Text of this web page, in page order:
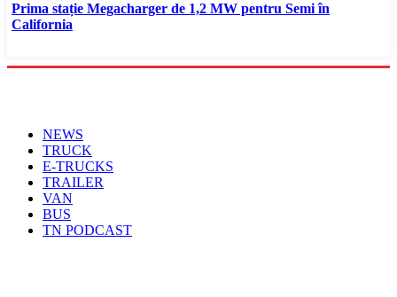
Prima stație Megacharger de 1,2 MW pentru Semi în
California
NEWS
TRUCK
E-TRUCKS
TRAILER
VAN
BUS
TN PODCAST